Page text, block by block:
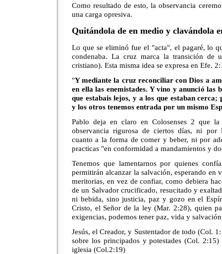
Como resultado de esto, la observancia
una carga opresiva.
Quitándola de en medio y clavándola
Lo que se eliminó fue el "acta", el pagaré, lo
condenaba. La cruz marca la transición
cristiano). Esta misma idea se expresa en Efe.
"Y mediante la cruz reconciliar con Dios a
en ella las enemistades. Y vino y anunció las
que estabais lejos, y a los que estaban
y los otros tenemos entrada por un mismo
Pablo deja en claro en Colosenses 2 que
observancia rigurosa de ciertos días, ni por
cuanto a la forma de comer y beber, ni por
practicas "en conformidad a mandamientos y
Tenemos que lamentarnos por quienes
permitirán alcanzar la salvación, esperando en
meritorias, en vez de confiar, como debiera
de un Salvador crucificado, resucitado y
ni bebida, sino justicia, paz y gozo en el
Cristo, el Señor de la ley (Mar. 2:28), quien
exigencias, podemos tener paz, vida y
Jesús, el Creador, y Sustentador de todo (Col.
sobre los principados y potestades (Col.
iglesia (Col.2:19)